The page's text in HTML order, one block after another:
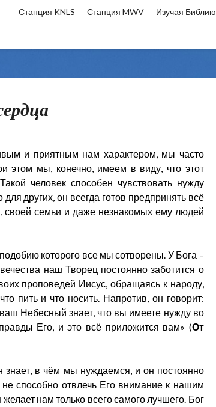
Станция KNLS Станция MWV Изучая Библию
и приятным нам характером, мы часто
этом мы, конечно, имеем в виду, что этот
человек способен чувствовать нужду
других, он всегда готов предпринять всё
своей семьи и даже незнакомых ему людей
которого все мы сотворены. У Бога –
наш Творец постоянно заботится о
проповедей Иисус, обращаясь к народу,
пить и что носить. Напротив, он говорит:
Небесный знает, что вы имеете нужду во
Его, и это всё приложится вам» (От
знает, в чём мы нуждаемся, и он постоянно
способно отвлечь Его внимание к нашим
нам только всего самого лучшего. Бог